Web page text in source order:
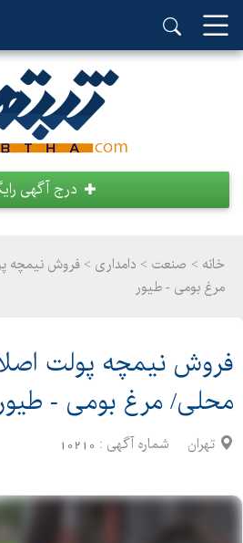
درج آگهی
خانه > صنعت > دامداری > فروش نیمچه
مرغ بومی - طیور
فروش نیمچه پولت
محلی/ مرغ بومی -
تهران شماره آگهی : 10210